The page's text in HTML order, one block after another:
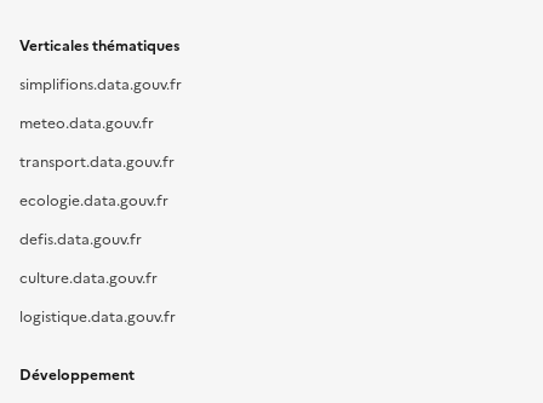
Verticales thématiques
simplifions.data.gouv.fr
meteo.data.gouv.fr
transport.data.gouv.fr
ecologie.data.gouv.fr
defis.data.gouv.fr
culture.data.gouv.fr
logistique.data.gouv.fr
Développement